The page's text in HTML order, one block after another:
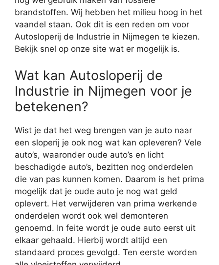
brandstoffen. Wij hebben het milieu hoog in het
vaandel staan. Ook dit is een reden om voor
Autosloperij de Industrie in Nijmegen te kiezen.
Bekijk snel op onze site wat er mogelijk is.
Wat kan Autosloperij de
Industrie in Nijmegen voor je
betekenen?
Wist je dat het weg brengen van je auto naar
een sloperij je ook nog wat kan opleveren? Vele
auto’s, waaronder oude auto’s en licht
beschadigde auto’s, bezitten nog onderdelen
die van pas kunnen komen. Daarom is het prima
mogelijk dat je oude auto je nog wat geld
oplevert. Het verwijderen van prima werkende
onderdelen wordt ook wel demonteren
genoemd. In feite wordt je oude auto eerst uit
elkaar gehaald. Hierbij wordt altijd een
standaard proces gevolgd. Ten eerste worden